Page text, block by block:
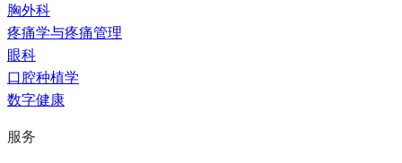
胸外科
疼痛学与疼痛管理
眼科
口腔种植学
数字健康
服务